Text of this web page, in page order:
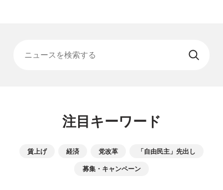
注目キーワード
賃上げ 経済 党改革 「自由民主」先出し
募集・キャンペーン